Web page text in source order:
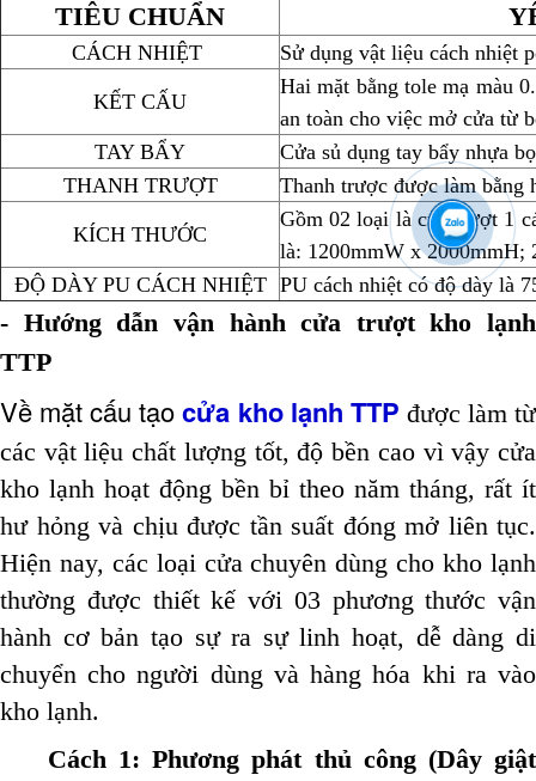
TIÊU CHUẨN
CÁCH NHIỆT Sử dụng vật liệu cách nhiệt
KẾT CẤU
Hai mặt bằng tole mạ màu
an toàn cho việc mở cửa từ
TAY BẨY
Cửa sủ dụng tay bẩy nhựa
THANH TRƯỢT
Thanh trược được làm bằng
KÍCH THƯỚC
Gồm 02 loại là cửa trượt 1
là: 1200mmW x 2000mmH;
ĐỘ DÀY PU CÁCH NHIỆT PU cách nhiệt có độ dày là
- Hướng dẫn vận hành cửa trượt kho lạnh
TTP
Về mặt cấu tạocửa kho lạnh TTP được làm từ
các vật liệu chất lượng tốt, độ bền cao vì vậy cửa
kho lạnh hoạt động bền bỉ theo năm tháng, rất ít
hư hỏng và chịu được tần suất đóng mở liên tục.
Hiện nay, các loại cửa chuyên dùng cho kho lạnh
thường được thiết kế với 03 phương thước vận
hành cơ bản tạo sự ra sự linh hoạt, dễ dàng di
chuyển cho người dùng và hàng hóa khi ra vào
kho lạnh.
Cách 1: Phương phát thủ công (Dây giật